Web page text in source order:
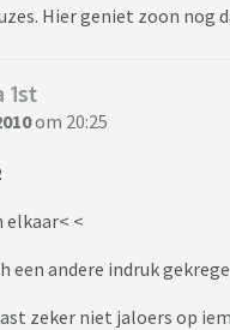
Hier geniet zoon nog
1st
om 20:25
<
een andere indruk
zeker niet jaloers op